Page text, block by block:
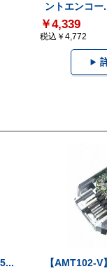
ントエンコー
￥4,339
税込￥4,772
【AMT102-